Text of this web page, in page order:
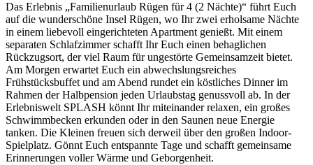
Das Erlebnis „Familienurlaub Rügen für 4 (2 Nächte)“ führt Euch
auf die wunderschöne Insel Rügen, wo Ihr zwei erholsame Nächte
in einem liebevoll eingerichteten Apartment genießt. Mit einem
separaten Schlafzimmer schafft Ihr Euch einen behaglichen
Rückzugsort, der viel Raum für ungestörte Gemeinsamzeit bietet.
Am Morgen erwartet Euch ein abwechslungsreiches
Frühstücksbuffet und am Abend rundet ein köstliches Dinner im
Rahmen der Halbpension jeden Urlaubstag genussvoll ab. In der
Erlebniswelt SPLASH könnt Ihr miteinander relaxen, ein großes
Schwimmbecken erkunden oder in den Saunen neue Energie
tanken. Die Kleinen freuen sich derweil über den großen Indoor-
Spielplatz. Gönnt Euch entspannte Tage und schafft gemeinsame
Erinnerungen voller Wärme und Geborgenheit.